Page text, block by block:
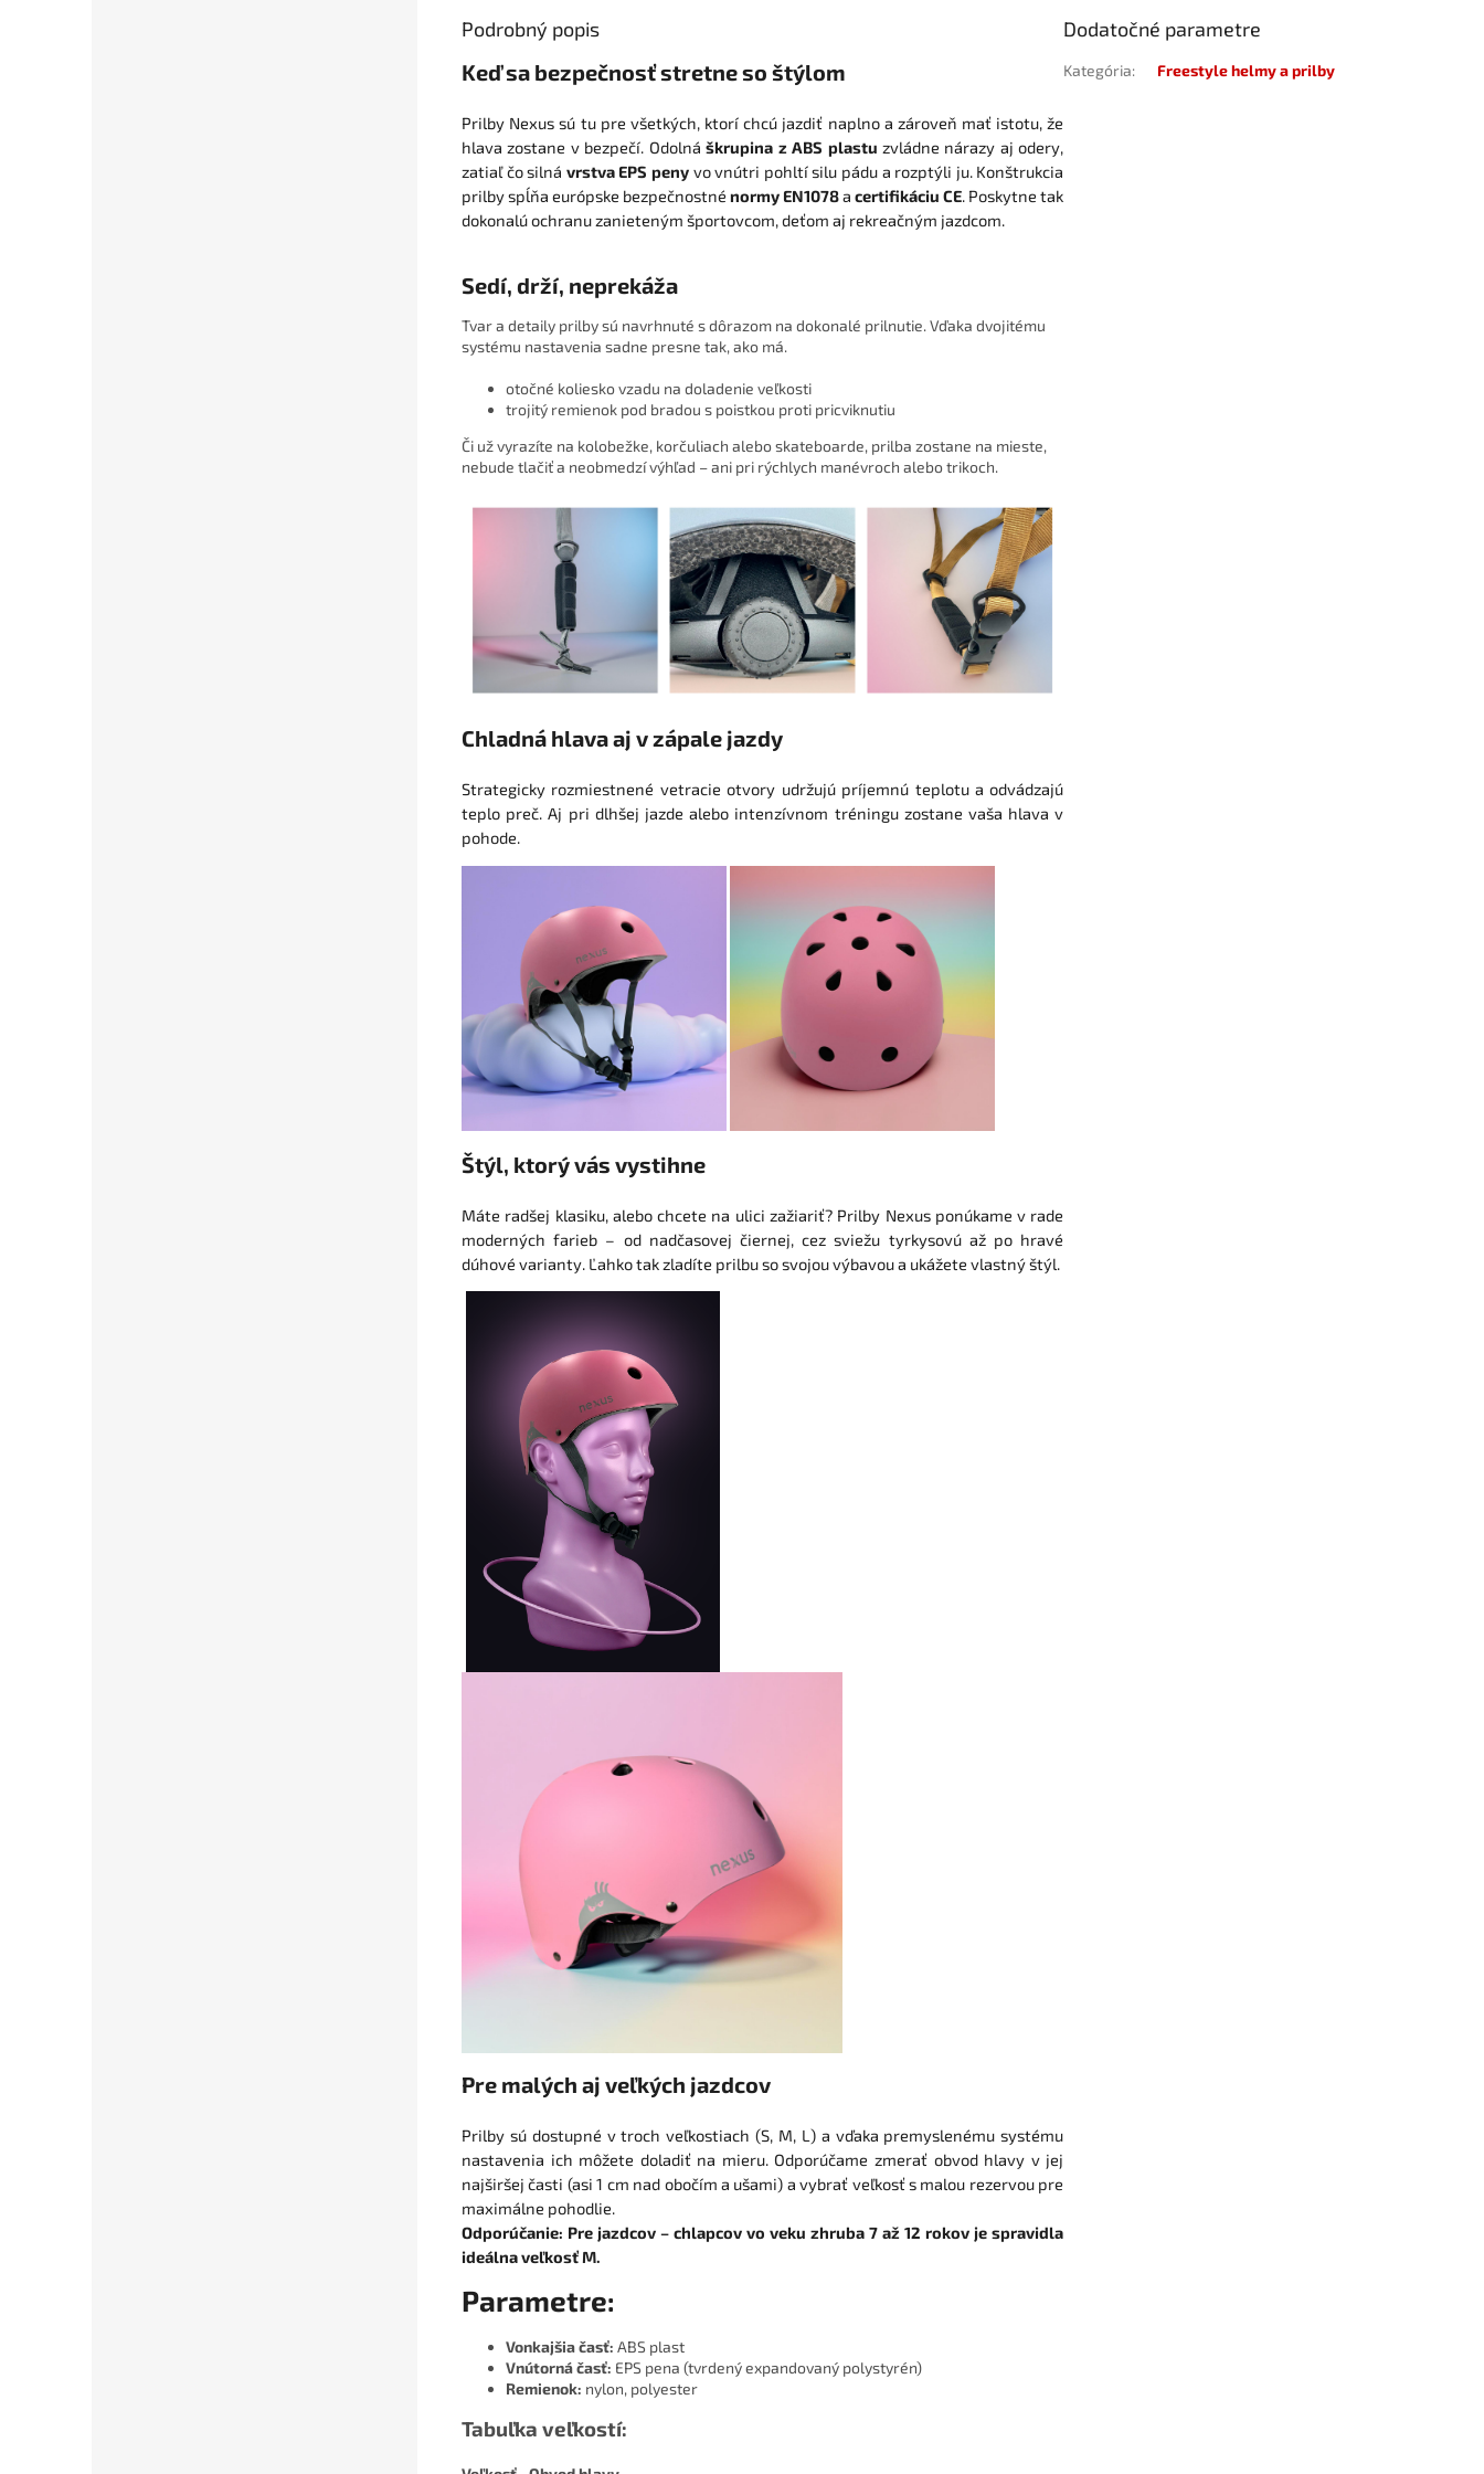
Podrobný popis
Keď sa bezpečnosť stretne so štýlom
Prilby Nexus sú tu pre všetkých, ktorí chcú jazdiť naplno a zároveň mať istotu, že
hlava zostane v bezpečí. Odolnáškrupina z ABS plastu zvládne nárazy aj odery,
zatiaľ čo silná vrstva EPS peny vo vnútri pohltí silu pádu a rozptýli ju. Konštrukcia
prilby spĺňa európske bezpečnostnénormy EN1078acertifikáciu CE. Poskytne tak
dokonalú ochranu zanieteným športovcom, deťom aj rekreačným jazdcom.
Sedí, drží, neprekáža
Tvar a detaily prilby sú navrhnuté s dôrazom na dokonalé prilnutie. Vďaka dvojitému
systému nastavenia sadne presne tak, ako má.
otočné koliesko vzadu na doladenie veľkosti
trojitý remienok pod bradou s poistkou proti pricviknutiu
Či už vyrazíte na kolobežke, korčuliach alebo skateboarde, prilba zostane na mieste,
nebude tlačiť a neobmedzí výhľad – ani pri rýchlych manévroch alebo trikoch.
Chladná hlava aj v zápale jazdy
Strategicky rozmiestnené vetracie otvory udržujú príjemnú teplotu a odvádzajú
teplo preč. Aj pri dlhšej jazde alebo intenzívnom tréningu zostane vaša hlava v
pohode.
Štýl, ktorý vás vystihne
Máte radšej klasiku, alebo chcete na ulici zažiariť? Prilby Nexus ponúkame v rade
moderných farieb – od nadčasovej čiernej, cez sviežu tyrkysovú až po hravé
dúhové varianty. Ľahko tak zladíte prilbu so svojou výbavou a ukážete vlastný štýl.
Pre malých aj veľkých jazdcov
Prilby sú dostupné v troch veľkostiach (S, M, L) a vďaka premyslenému systému
nastavenia ich môžete doladiť na mieru. Odporúčame zmerať obvod hlavy v jej
najširšej časti (asi 1 cm nad obočím a ušami) a vybrať veľkosť s malou rezervou pre
maximálne pohodlie.
Odporúčanie: Pre jazdcov – chlapcov vo veku zhruba 7 až 12 rokov je spravidla
ideálna veľkosť M.
Parametre:
Vonkajšia časť: ABS plast
Vnútorná časť: EPS pena (tvrdený expandovaný polystyrén)
Remienok: nylon, polyester
Tabuľka veľkostí:
Dodatočné parametre
Kategória: Freestyle helmy a prilby